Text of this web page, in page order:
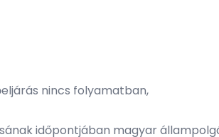
nincs folyamatban,
időpontjában magyar